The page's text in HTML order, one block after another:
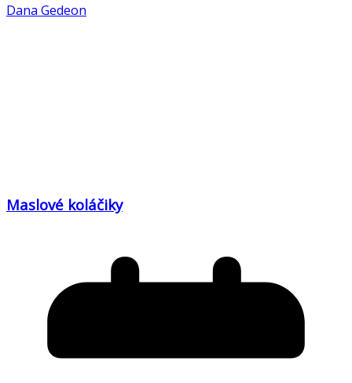
Dana Gedeon
Maslové koláčiky